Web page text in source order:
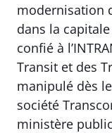
modernisation
dans la
confié à
Transit et des
manipulé dès
société
ministère